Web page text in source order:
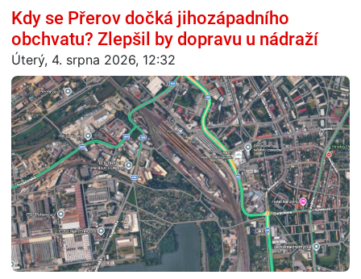
Kdy se Přerov dočká jihozápadního
obchvatu? Zlepšil by dopravu u nádraží
Úterý, 4. srpna 2026, 12:32